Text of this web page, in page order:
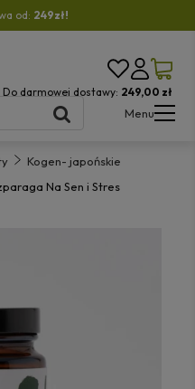
od: 249zł!
Do darmowej dostawy: 249,00 zł
Menu
Kogen- japońskie
Na Sen i Stres